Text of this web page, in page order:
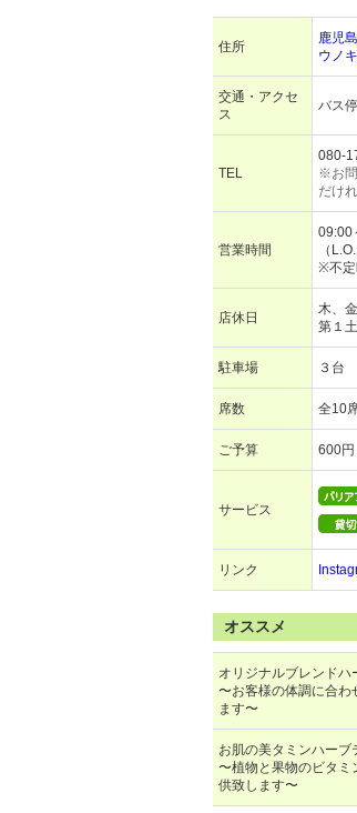
住所
鹿児
ウノ
交通・アクセ
ス
バス
TEL
080-
※お問
だけ
営業時間
09:00
（
※不定
店休日
木、
第１
駐車場 ３台
席数 全10
ご予算 600円
サービス
リンク
オススメ
オリジナルブレンドハ
〜お客様の体調に合わ
ます〜
お肌の美タミンハーブ
〜植物と果物のビタミ
供致します〜